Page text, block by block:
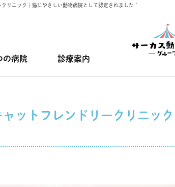
クリニック｜猫にやさしい動物病院として認定されました | 藤沢市菖蒲沢
の病院 診療案内
ャットフレンドリークリニッ